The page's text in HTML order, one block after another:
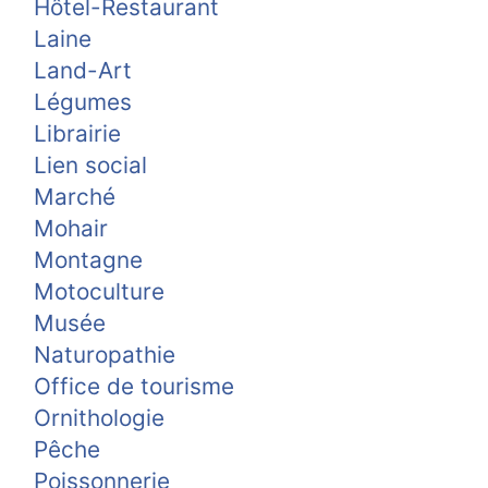
Hôtel-Restaurant
Laine
Land-Art
Légumes
Librairie
Lien social
Marché
Mohair
Montagne
Motoculture
Musée
Naturopathie
Office de tourisme
Ornithologie
Pêche
Poissonnerie